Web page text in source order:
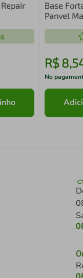
Base
Panvel
R$8,
No